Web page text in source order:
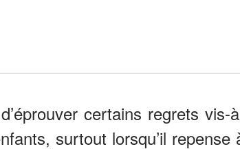
certains regrets vis-
surtout lorsqu’il repense